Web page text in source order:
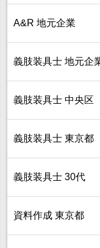
A&R 地元企業
義肢装具士 地元企
義肢装具士 中央区
義肢装具士 東京都
義肢装具士 30代
資料作成 東京都